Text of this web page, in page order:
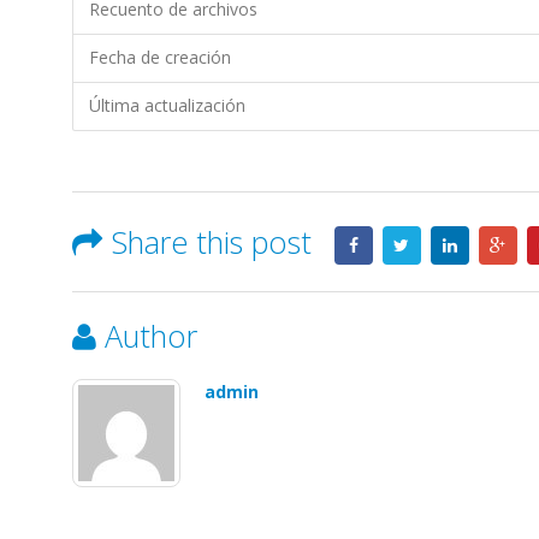
S.A.
Recuento de archivos
Fecha de creación
Última actualización
Share this post
Author
admin